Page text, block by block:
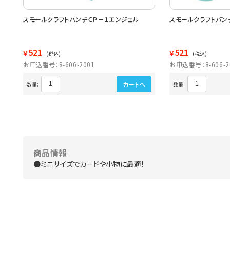
スモールクラフトパンチＣＰ－１エンジェル
￥521 (税込)
お申込番号：8-606-2001
数量: カートへ
スモールクラフトパン
￥521 (税込)
お申込番号：8-606-
数量:
商品情報
●ミニサイズでカードや小物に最適!